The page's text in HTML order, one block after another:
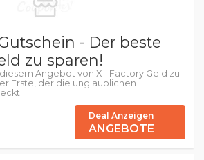
- Der beste
zu sparen!
Angebot von X - Factory Geld zu
Erste, der die unglaublichen
Deal Anzeigen
ANGEBOTE